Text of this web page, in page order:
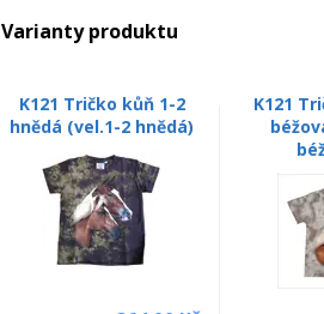
Varianty produktu
K121 Tričko kůň 1-2
hnědá (vel.1-2 hnědá)
K121